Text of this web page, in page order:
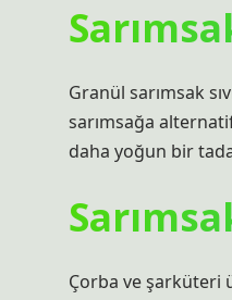
Granül sarımsak
sarımsağa
daha yoğun bir
Çorba ve şarküteri